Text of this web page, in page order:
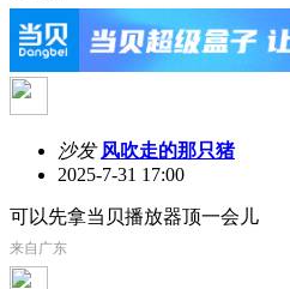
沙发 风吹走的那只猪
2025-7-31 17:00
可以先拿当贝播放器顶一会儿
来自广东